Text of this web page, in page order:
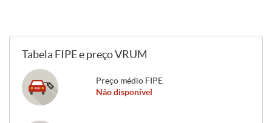
Tabela FIPE e preço VRUM
Preço médio FIPE
Não disponível